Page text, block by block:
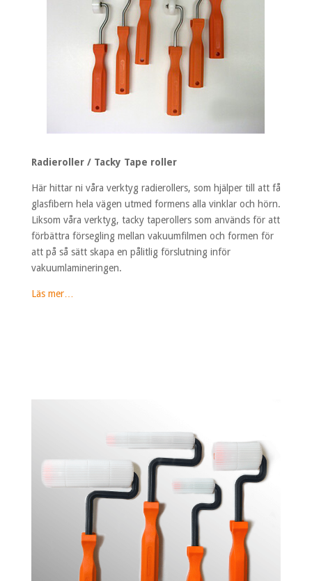
Radieroller / Tacky Tape roller
Här hittar ni våra verktyg radierollers, som hjälper till att få
glasfibern hela vägen utmed formens alla vinklar och hörn.
Liksom våra verktyg, tacky taperollers som används för att
förbättra försegling mellan vakuumfilmen och formen för
att på så sätt skapa en pålitlig förslutning inför
vakuumlamineringen.
Läs mer…